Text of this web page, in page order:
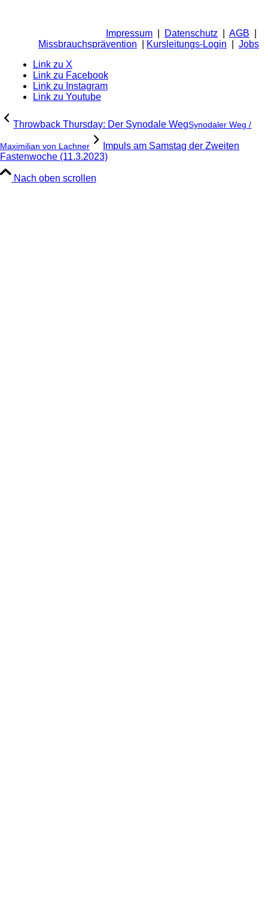
Impressum Datenschutz AGB
Missbrauchsprävention
Kursleitungs-Login
Jobs
Link zu X
Link zu Facebook
Link zu Instagram
Link zu Youtube
Throwback Thursday: Der Synodale WegSynodaler Weg /
Maximilian von Lachner
Impuls am Samstag der Zweiten
Fastenwoche (11.3.2023)
Nach oben scrollen